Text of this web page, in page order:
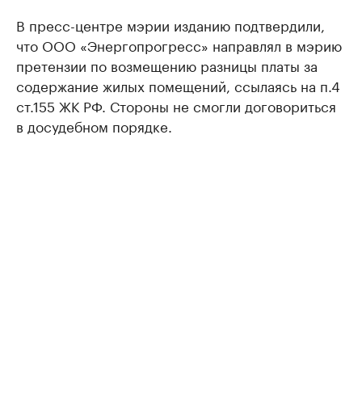
В пресс-центре мэрии изданию подтвердили,
что ООО «Энергопрогресс» направлял в мэрию
претензии по возмещению разницы платы за
содержание жилых помещений, ссылаясь на п.4
ст.155 ЖК РФ. Стороны не смогли договориться
в досудебном порядке.